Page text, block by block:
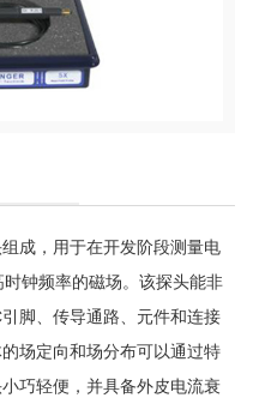
成，用于在开发阶段测量电
时钟频率的磁场。该探头能非
引脚、传导通路、元件和连接
场定向和场分布可以通过特
巧轻便，并具备外皮电流衰